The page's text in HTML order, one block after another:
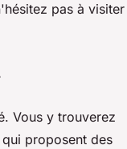
pas à visiter
Vous y trouverez
qui proposent des